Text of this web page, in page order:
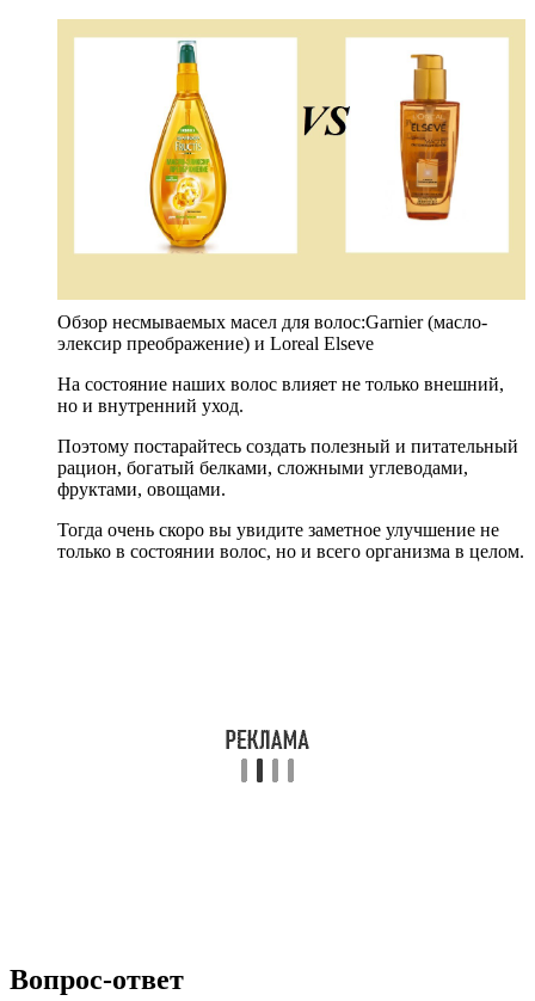
Обзор несмываемых масел для волос:Garnier (масло-
элексир преображение) и Loreal Elseve
На состояние наших волос влияет не только внешний,
но и внутренний уход.
Поэтому постарайтесь создать полезный и питательный
рацион, богатый белками, сложными углеводами,
фруктами, овощами.
Тогда очень скоро вы увидите заметное улучшение не
только в состоянии волос, но и всего организма в целом.
Вопрос-ответ